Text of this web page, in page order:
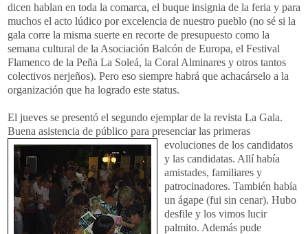
dicen hablan en toda la comarca, el buque insignia de la feria y para
muchos el acto lúdico por excelencia de nuestro pueblo (no sé si la
gala corre la misma suerte en recorte de presupuesto como la
semana cultural de la Asociación Balcón de Europa, el Festival
Flamenco de la Peña La Soleá, la Coral Alminares y otros tantos
colectivos nerjeños). Pero eso siempre habrá que achacárselo a la
organización que ha logrado este status.
El jueves se presentó el segundo ejemplar de la revista La Gala.
Buena asistencia de público para presenciar las primeras
evoluciones de los candidatos
y las candidatas. Allí había
amistades, familiares y
patrocinadores. También había
un ágape (fui sin cenar). Hubo
desfile y los vimos lucir
palmito. Además pude